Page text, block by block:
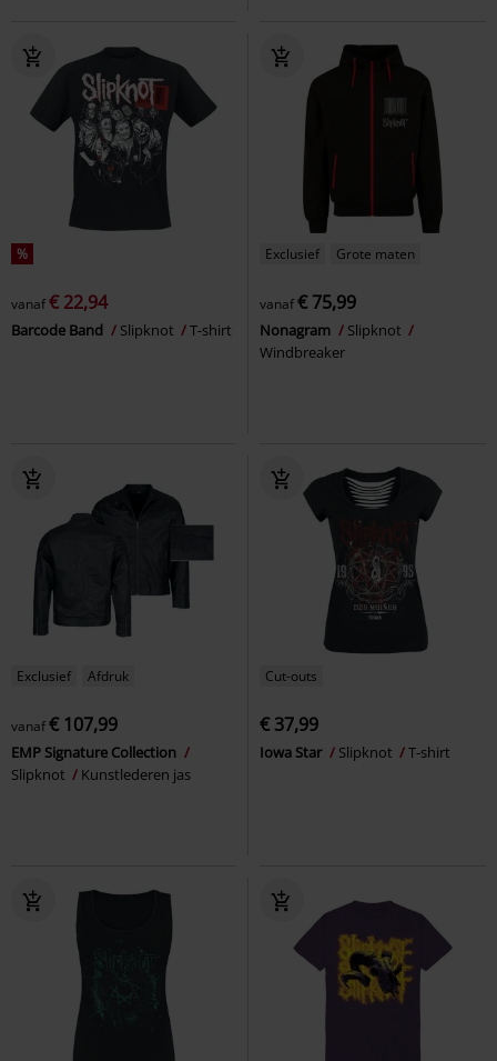
%
vanaf€ 22,94
Barcode Band Slipknot T-shirt
Exclusief Grote maten
vanaf€ 75,99
Nonagram
Slipknot
Windbreaker
Exclusief Afdruk
vanaf€ 107,99
EMP Signature Collection
Slipknot
Kunstlederen jas
Cut-outs
€ 37,99
Iowa Star Slipknot T-shirt